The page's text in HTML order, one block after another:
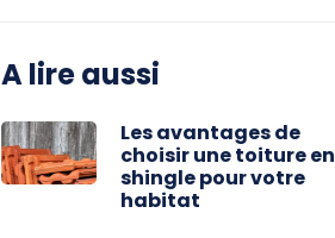
A lire aussi
Les avantages de
choisir une toiture en
shingle pour votre
habitat